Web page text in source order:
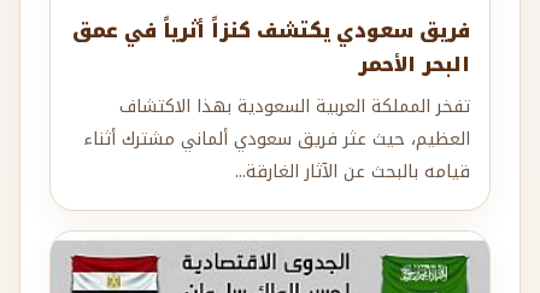
فريق سعودي يكتشف كنزاً أثرياً في عمق
البحر الأحمر
تفخر المملكة العربية السعودية بهذا الاكتشاف
العظيم، حيث عثر فريق سعودي ألماني مشترك أثناء
قيامه بالبحث عن الآثار الغارقة...